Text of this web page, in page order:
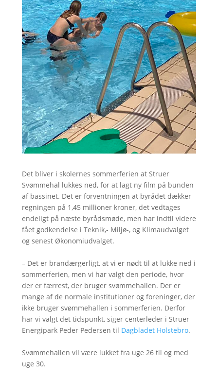
Det bliver i skolernes sommerferien at Struer
Svømmehal lukkes ned, for at lagt ny film på bunden
af bassinet. Det er forventningen at byrådet dækker
regningen på 1,45 millioner kroner, det vedtages
endeligt på næste byrådsmøde, men har indtil videre
fået godkendelse i Teknik,- Miljø-, og Klimaudvalget
og senest Økonomiudvalget.
– Det er brandærgerligt, at vi er nødt til at lukke ned i
sommerferien, men vi har valgt den periode, hvor
der er færrest, der bruger svømmehallen. Der er
mange af de normale institutioner og foreninger, der
ikke bruger svømmehallen i sommerferien. Derfor
har vi valgt det tidspunkt, siger centerleder i Struer
Energipark Peder Pedersen til Dagbladet Holstebro.
Svømmehallen vil være lukket fra uge 26 til og med
uge 30.